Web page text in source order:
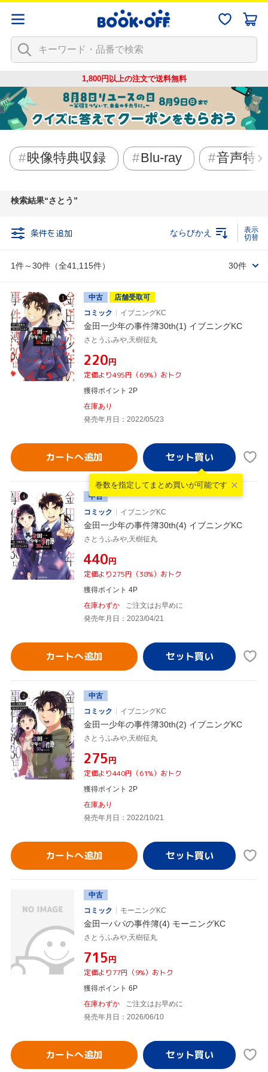
1,800円以上の注文で送料無料
映像特典収録 Blu-ray 音声特
検索結果 さとう
条件を追加
1件～30件（全41,115件）
ならびかえ
30件
中古
店舗受取可
コミック
イブニングKC
金田一少年の事件簿30th(1) イブニングKC
さとうふみや,天樹征丸
¥220円
定価より495円（69%）おトク
獲得ポイント 2P
在庫あり
発売年月日：2022/05/23
カートへ追加
巻数を指定して まとめ買いが可能です
中古
コミック
イブニングKC
金田一少年の事件簿30th(4) イブニングKC
さとうふみや,天樹征丸
¥440円
定価より275円（38%）おトク
獲得ポイント 4P
在庫わずか
ご注文はお早めに
発売年月日：2023/04/21
カートへ追加
中古
コミック
イブニングKC
金田一少年の事件簿30th(2) イブニングKC
さとうふみや,天樹征丸
¥275円
定価より440円（61%）おトク
獲得ポイント 2P
在庫あり
発売年月日：2022/10/21
カートへ追加
中古
コミック
モーニングKC
金田一パパの事件簿(4) モーニングKC
さとうふみや,天樹征丸
¥715円
定価より77円（9%）おトク
獲得ポイント 6P
在庫わずか
ご注文はお早めに
発売年月日：2026/06/10
カートへ追加